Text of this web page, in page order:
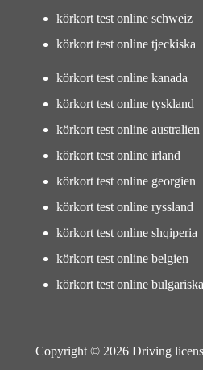
körkort test online schweiz
körkort test online tjeckiska
körkort test online kanada
körkort test online tyskland
körkort test online australien
körkort test online irland
körkort test online georgien
körkort test online ryssland
körkort test online shqiperia
körkort test online belgien
körkort test online bulgariska
Copyright © 2026 Driving